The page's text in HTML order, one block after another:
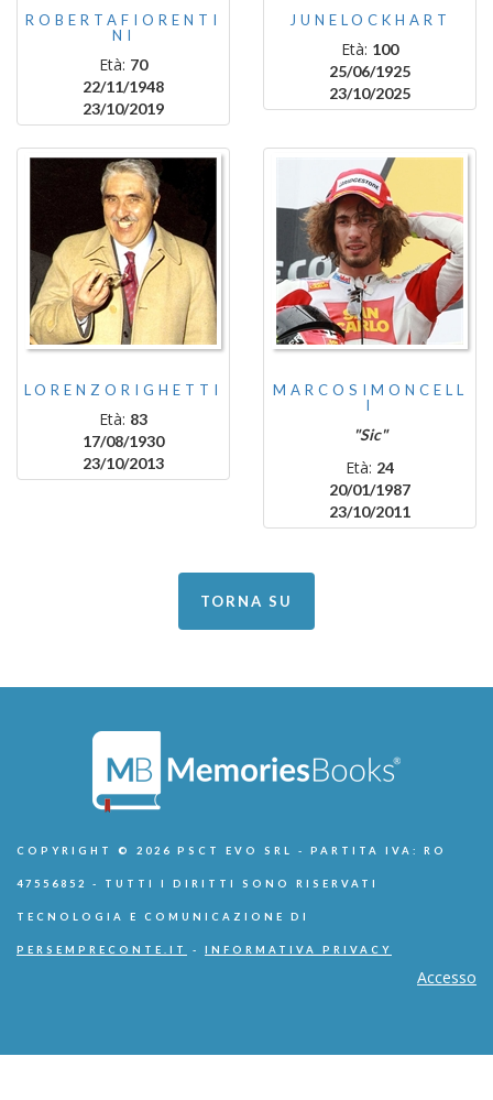
ROBERTAFIORENTI
NI
Età: 70
22/11/1948
23/10/2019
JUNELOCKHART
Età: 100
25/06/1925
23/10/2025
LORENZORIGHETTI
Età: 83
17/08/1930
23/10/2013
MARCOSIMONCELL
I
"Sic"
Età: 24
20/01/1987
23/10/2011
TORNA SU
COPYRIGHT © 2026 PSCT EVO SRL - PARTITA IVA: RO
47556852 - TUTTI I DIRITTI SONO RISERVATI
TECNOLOGIA E COMUNICAZIONE DI
PERSEMPRECONTE.IT - INFORMATIVA PRIVACY
Accesso